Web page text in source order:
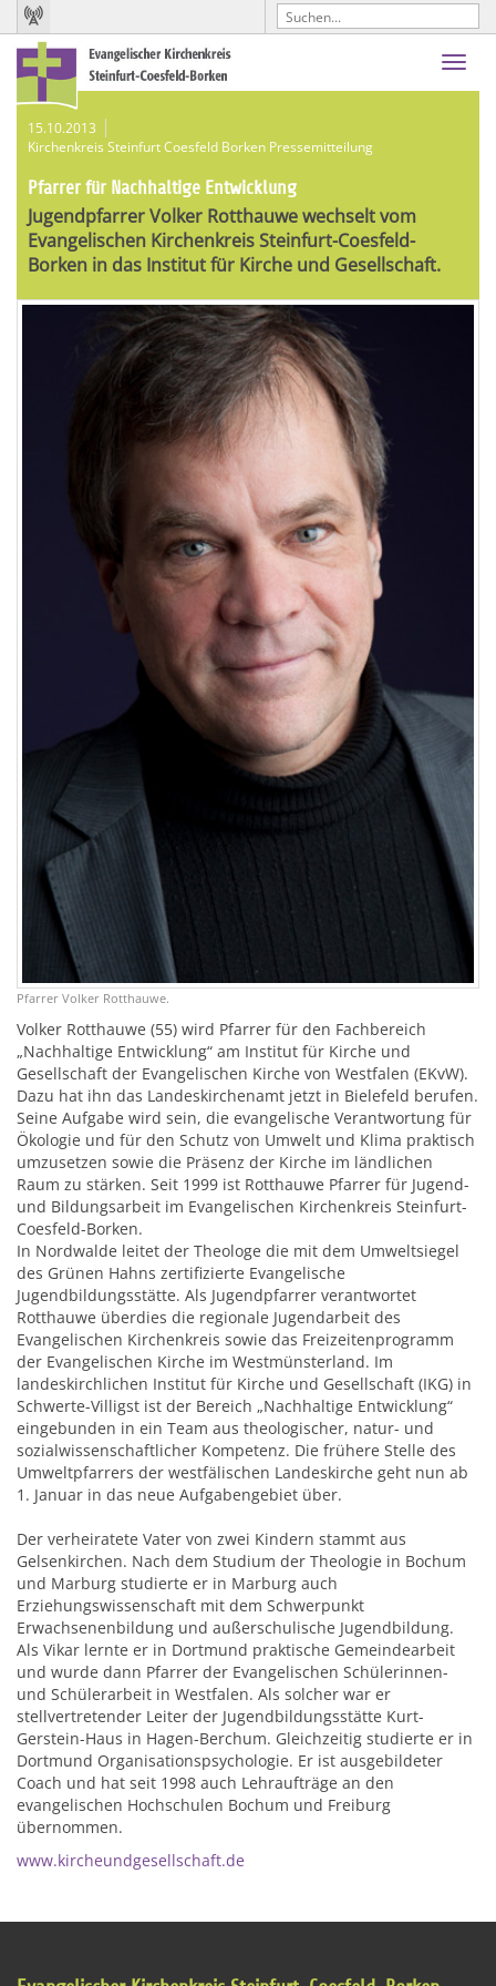
15.10.2013
Kirchenkreis Steinfurt Coesfeld Borken Pressemitteilung
Pfarrer für Nachhaltige Entwicklung
Jugendpfarrer Volker Rotthauwe wechselt vom
Evangelischen Kirchenkreis Steinfurt-Coesfeld-
Borken in das Institut für Kirche und Gesellschaft.
Pfarrer Volker Rotthauwe.
Volker Rotthauwe (55) wird Pfarrer für den Fachbereich
„Nachhaltige Entwicklung“ am Institut für Kirche und
Gesellschaft der Evangelischen Kirche von Westfalen (EKvW).
Dazu hat ihn das Landeskirchenamt jetzt in Bielefeld berufen.
Seine Aufgabe wird sein, die evangelische Verantwortung für
Ökologie und für den Schutz von Umwelt und Klima praktisch
umzusetzen sowie die Präsenz der Kirche im ländlichen
Raum zu stärken. Seit 1999 ist Rotthauwe Pfarrer für Jugend-
und Bildungsarbeit im Evangelischen Kirchenkreis Steinfurt-
Coesfeld-Borken.
In Nordwalde leitet der Theologe die mit dem Umweltsiegel
des Grünen Hahns zertifizierte Evangelische
Jugendbildungsstätte. Als Jugendpfarrer verantwortet
Rotthauwe überdies die regionale Jugendarbeit des
Evangelischen Kirchenkreis sowie das Freizeitenprogramm
der Evangelischen Kirche im Westmünsterland. Im
landeskirchlichen Institut für Kirche und Gesellschaft (IKG) in
Schwerte-Villigst ist der Bereich „Nachhaltige Entwicklung“
eingebunden in ein Team aus theologischer, natur- und
sozialwissenschaftlicher Kompetenz. Die frühere Stelle des
Umweltpfarrers der westfälischen Landeskirche geht nun ab
1. Januar in das neue Aufgabengebiet über.
Der verheiratete Vater von zwei Kindern stammt aus
Gelsenkirchen. Nach dem Studium der Theologie in Bochum
und Marburg studierte er in Marburg auch
Erziehungswissenschaft mit dem Schwerpunkt
Erwachsenenbildung und außerschulische Jugendbildung.
Als Vikar lernte er in Dortmund praktische Gemeindearbeit
und wurde dann Pfarrer der Evangelischen Schülerinnen-
und Schülerarbeit in Westfalen. Als solcher war er
stellvertretender Leiter der Jugendbildungsstätte Kurt-
Gerstein-Haus in Hagen-Berchum. Gleichzeitig studierte er in
Dortmund Organisationspsychologie. Er ist ausgebildeter
Coach und hat seit 1998 auch Lehraufträge an den
evangelischen Hochschulen Bochum und Freiburg
übernommen.
www.kircheundgesellschaft.de